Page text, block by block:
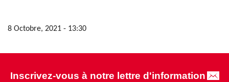
8 Octobre, 2021 - 13:30
Inscrivez-vous à notre lettre d'information